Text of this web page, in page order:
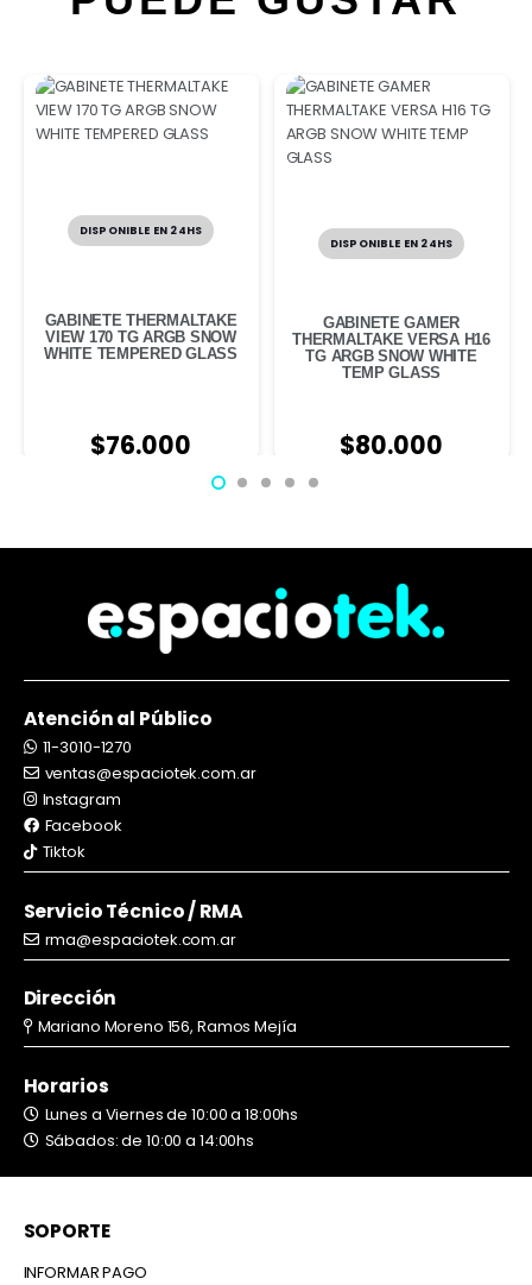
DISPONIBLE EN 24HS
GABINETE THERMALTAKE
VIEW 170 TG ARGB SNOW
WHITE TEMPERED GLASS
$76.000
DISPONIBLE EN 24HS
GABINETE GAMER
THERMALTAKE VERSA H16
TG ARGB SNOW WHITE
TEMP GLASS
$80.000
Atención al Público
11-3010-1270
ventas@espaciotek.com.ar
Instagram
Facebook
Tiktok
Servicio Técnico / RMA
rma@espaciotek.com.ar
Dirección
Mariano Moreno 156, Ramos Mejía
Horarios
Lunes a Viernes de 10:00 a 18:00hs
Sábados: de 10:00 a 14:00hs
SOPORTE
INFORMAR PAGO